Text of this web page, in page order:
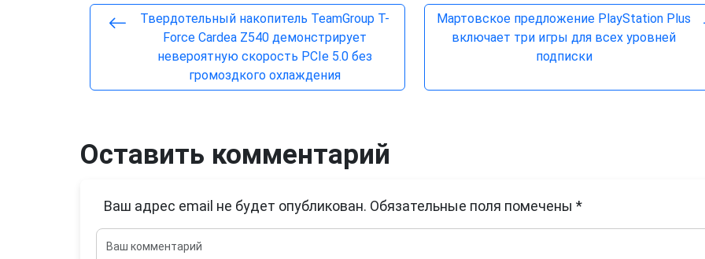
Твердотельный накопитель TeamGroup T-
Force Cardea Z540 демонстрирует
невероятную скорость PCIe 5.0 без
громоздкого охлаждения
Мартовское предложение PlayStation Plus
включает три игры для всех уровней
подписки
Оставить комментарий
Ваш адрес email не будет опубликован. Обязательные поля помечены *